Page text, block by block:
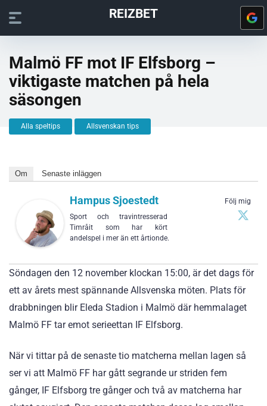
REIZBET
Malmö FF mot IF Elfsborg –
viktigaste matchen på hela
säsongen
Alla speltips Allsvenskan tips
Om Senaste inläggen
Följ mig
Hampus Sjoestedt
Sport och travintresserad
Timråit som har kört
andelspel i mer än ett årtionde.
Söndagen den 12 november klockan 15:00, är det dags för
ett av årets mest spännande Allsvenska möten. Plats för
drabbningen blir Eleda Stadion i Malmö där hemmalaget
Malmö FF tar emot serieettan IF Elfsborg.
När vi tittar på de senaste tio matcherna mellan lagen så
ser vi att Malmö FF har gått segrande ur striden fem
gånger, IF Elfsborg tre gånger och två av matcherna har